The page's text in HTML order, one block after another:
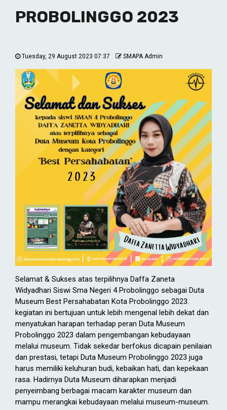
PROBOLINGGO 2023
Tuesday, 29 August 2023 07:37 SMAPA Admin
Selamat & Sukses atas terpilihnya Daffa Zaneta
Widyadhari Siswi Sma Negeri 4 Probolinggo sebagai Duta
Museum Best Persahabatan Kota Probolinggo 2023.
kegiatan ini bertujuan untuk lebih mengenal lebih dekat dan
menyatukan harapan terhadap peran Duta Museum
Probolinggo 2023 dalam pengembangan kebudayaan
melalui museum. Tidak sekedar berfokus dicapain penilaian
dan prestasi, tetapi Duta Museum Probolinggo 2023 juga
harus memiliki keluhuran budi, kebaikan hati, dan kepekaan
rasa. Hadirnya Duta Museum diharapkan menjadi
penyeimbang berbagai macam karakter museum dan
mampu merangkai kebudayaan melalui museum-museum.